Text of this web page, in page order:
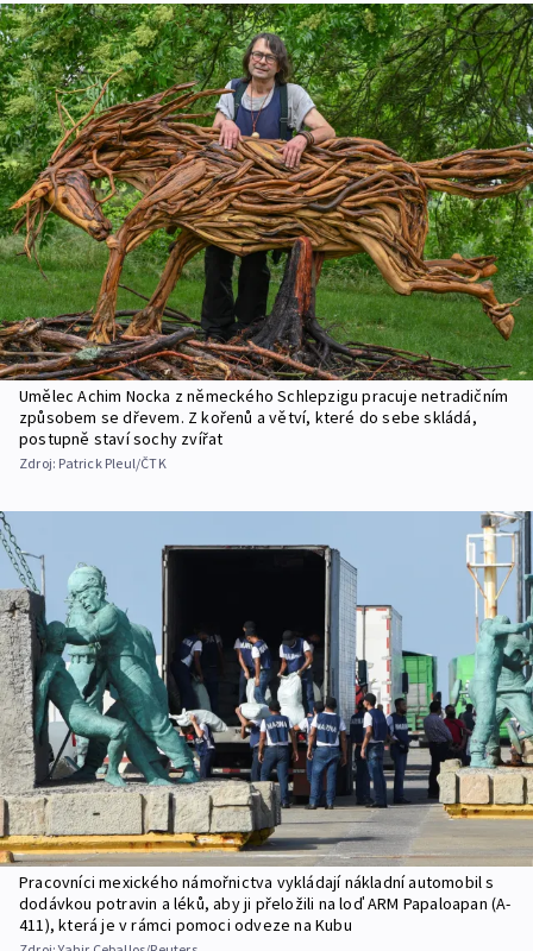
Umělec Achim Nocka z německého Schlepzigu pracuje netradičním
způsobem se dřevem. Z kořenů a větví, které do sebe skládá,
postupně staví sochy zvířat
Zdroj: Patrick Pleul/ČTK
Pracovníci mexického námořnictva vykládají nákladní automobil s
dodávkou potravin a léků, aby ji přeložili na loď ARM Papaloapan (A-
411), která je v rámci pomoci odveze na Kubu